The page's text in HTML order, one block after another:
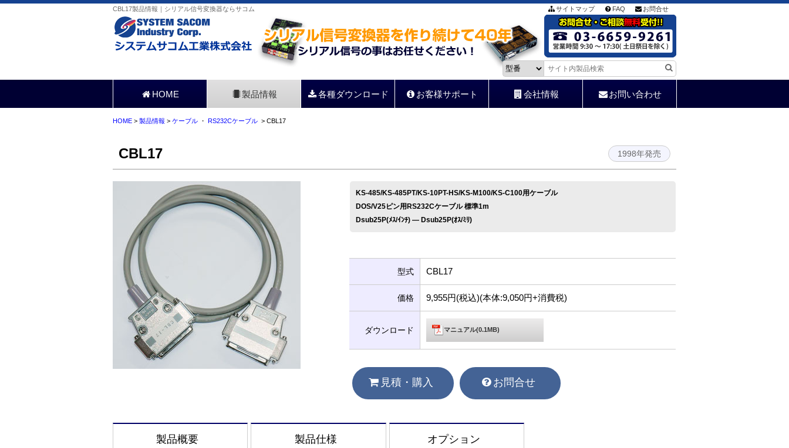
CBL17製品情報｜シリアル信号変換器ならサコム サイトマップ FAQ お問合せ
HOME 製品情報 各種ダウンロード お客様サポート 会社情報 お問い合わせ
HOME > 製品情報 > ケーブル ・ RS232Cケーブル > CBL17
CBL17 1998年発売
KS-485/KS-485PT/KS-10PT-HS/KS-M100/KS-C100用ケーブル
DOS/V25ピン用RS232Cケーブル 標準1m
Dsub25P(ﾒｽ/ｲﾝﾁ) ― Dsub25P(ｵｽ/ﾐﾘ)
型式 CBL17
価格 9,955円(税込)(本体:9,050円+消費税)
ダウンロード マニュアル(0.1MB)
見積・購入 お問合せ
製品概要 製品仕様 オプション